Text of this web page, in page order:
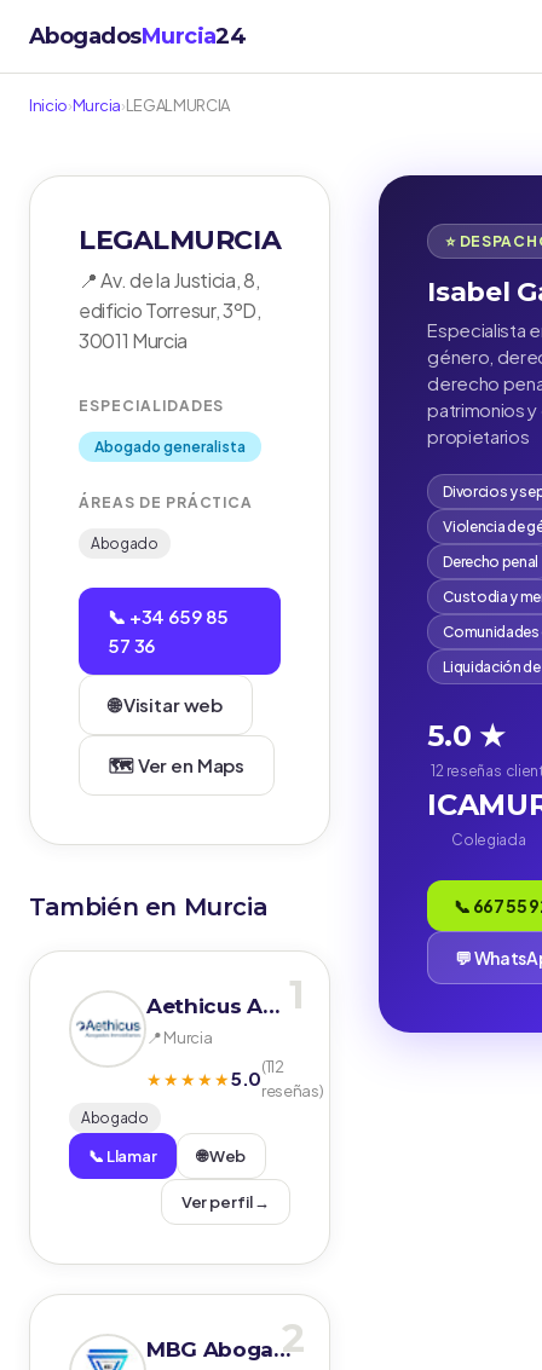
AbogadosMurcia24
Inicio›Murcia›LEGALMURCIA
LEGALMURCIA
📍 Av. de la Justicia, 8,
edificio Torresur, 3ºD,
30011 Murcia
ESPECIALIDADES
Abogado generalista
ÁREAS DE PRÁCTICA
Abogado
📞 +34 659 85
57 36
🌐 Visitar web
🗺️ Ver en Maps
También en Murcia
1
Aethicus Abogados
📍 Murcia
★★★★★5.0(112
reseñas)
Abogado
📞 Llamar 🌐 Web
Ver perfil →
2
MBG Abogados
⭐
Isabel
Especialista
género,
derecho
patrimonios
propietarios
Divorcios y
Violencia de
Derecho penal
Custodia y
Liquidación
5.0 ★
12 reseñas
Colegiada
📞 667 55
💬